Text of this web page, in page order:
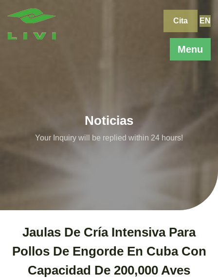
Menu
Cita EN
Noticias
Your Inquiry will be replied within 24 hours!
Jaulas De Cría Intensiva Para
Pollos De Engorde En Cuba Con
Capacidad De 200,000 Aves